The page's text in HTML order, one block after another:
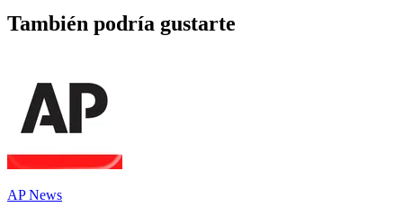
También podría gustarte
AP News